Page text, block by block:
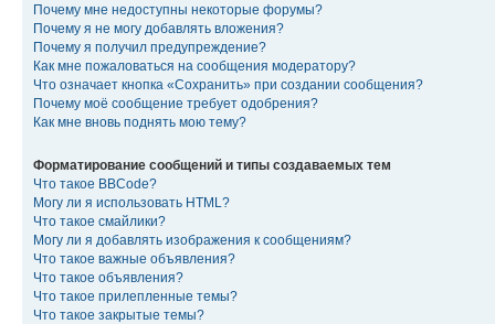
Почему мне недоступны некоторые форумы?
Почему я не могу добавлять вложения?
Почему я получил предупреждение?
Как мне пожаловаться на сообщения модератору?
Что означает кнопка «Сохранить» при создании сообщения?
Почему моё сообщение требует одобрения?
Как мне вновь поднять мою тему?
Форматирование сообщений и типы создаваемых тем
Что такое BBCode?
Могу ли я использовать HTML?
Что такое смайлики?
Могу ли я добавлять изображения к сообщениям?
Что такое важные объявления?
Что такое объявления?
Что такое прилепленные темы?
Что такое закрытые темы?